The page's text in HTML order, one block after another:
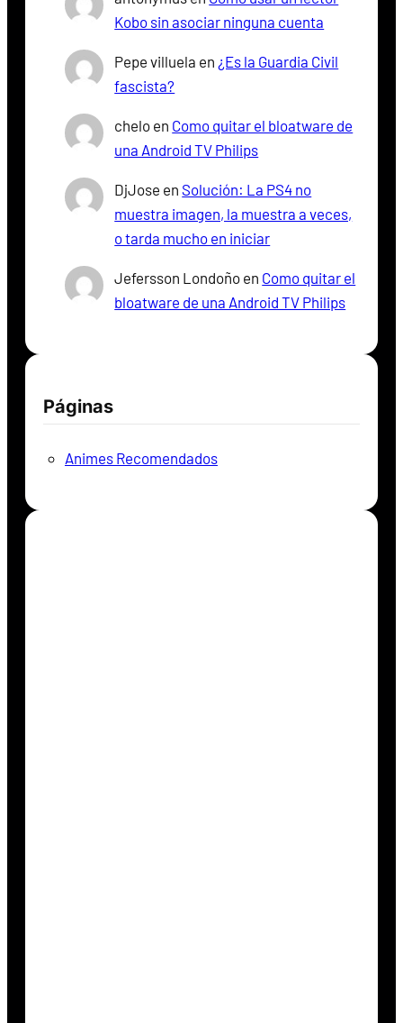
Kobo sin asociar ninguna cuenta
Pepe villuela en ¿Es la Guardia Civil
fascista?
chelo en Como quitar el bloatware de
una Android TV Philips
DjJose en Solución: La PS4 no
muestra imagen, la muestra a veces,
o tarda mucho en iniciar
Jefersson Londoño en Como quitar el
bloatware de una Android TV Philips
Páginas
Animes Recomendados